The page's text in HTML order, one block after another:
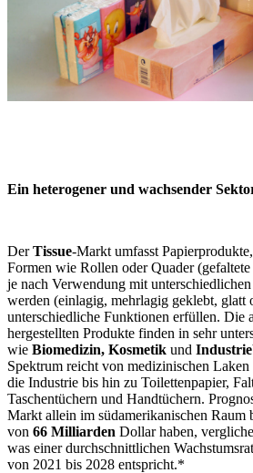
Ein heterogener und wachsender
DerTissue-Markt umfasst
Formen wie Rollen oder Quader
je nach Verwendung mit
werden (einlagig, mehrlagig geklebt, glatt
unterschiedliche Funktionen erfüllen. Die
hergestellten Produkte finden in sehr
wie Biomedizin, Kosmetik und Industrie
Spektrum reicht von medizinischen
die Industrie bis hin zu Toilettenpapier,
Taschentüchern und Handtüchern.
Markt allein im südamerikanischen Raum
von 66 Milliarden Dollar haben,
was einer durchschnittlichen
von 2021 bis 2028 entspricht.*